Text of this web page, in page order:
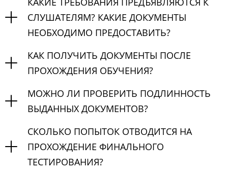
СЛУШАТЕЛЯМ? КАКИЕ ДОКУМЕНТЫ
НЕОБХОДИМО ПРЕДОСТАВИТЬ?
КАК ПОЛУЧИТЬ ДОКУМЕНТЫ ПОСЛЕ
ПРОХОЖДЕНИЯ ОБУЧЕНИЯ?
МОЖНО ЛИ ПРОВЕРИТЬ ПОДЛИННОСТЬ
ВЫДАННЫХ ДОКУМЕНТОВ?
СКОЛЬКО ПОПЫТОК ОТВОДИТСЯ НА
ПРОХОЖДЕНИЕ ФИНАЛЬНОГО
ТЕСТИРОВАНИЯ?